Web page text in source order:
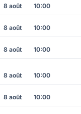
8 août 10:00
8 août 10:00
8 août 10:00
8 août 10:00
8 août 10:00